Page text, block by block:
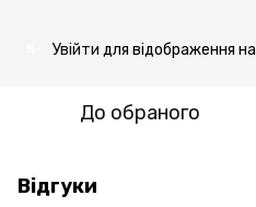
Увійти для відображення
До обраного
Відгуки